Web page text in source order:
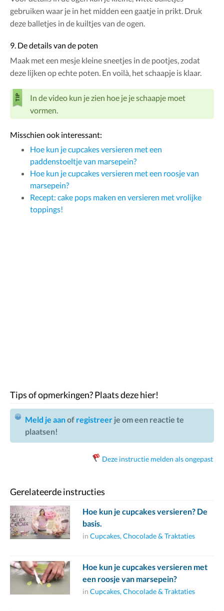
gebruiken waar je in het midden een gaatje in prikt. Druk
deze balletjes in de kuiltjes van de ogen.
9. De details van de poten
Maak met een mesje kleine sneetjes in de pootjes, zodat
deze lijken op echte poten. En voilà, het schaapje is klaar.
In de video kun je zien hoe je je schaapje moet
vormen.
Misschien ook interessant:
Hoe kun je cupcakes versieren met een
paddenstoeltje van marsepein?
Hoe kun je cupcakes versieren met een roosje van
marsepein?
Recept: cake pops maken en versieren met vrolijke
toppings!
Tips of opmerkingen? Plaats deze hier!
Meld je aanof registreer je om een reactie te
plaatsen!
Deze instructie melden als ongepast
Gerelateerde instructies
Hoe kun je cupcakes versieren? De
basis.
in Cupcakes, Chocolade & Traktaties
Hoe kun je cupcakes versieren met
een roosje van marsepein?
in Cupcakes, Chocolade & Traktaties